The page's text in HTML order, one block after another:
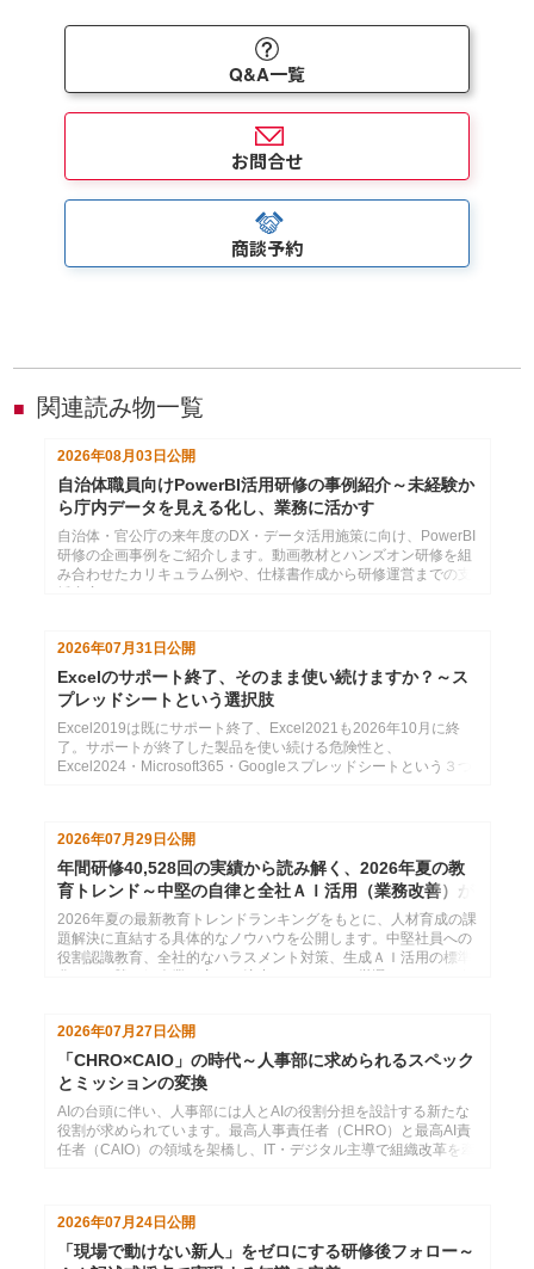
Q&A一覧
お問合せ
商談予約
■ 関連読み物一覧
2026年08月03日 公開
自治体職員向けPowerBI活用研修の事例紹介～未経験か
ら庁内データを見える化し、業務に活かす
自治体・官公庁の来年度のDX・データ活用施策に向け、PowerBI
研修の企画事例をご紹介します。動画教材とハンズオン研修を組
み合わせたカリキュラム例や、仕様書作成から研修運営までの支
2026年07月31日公開
Excelのサポート終了、そのまま使い続けますか？～ス
プレッドシートという選択肢
Excel2019は既にサポート終了、Excel2021も2026年10月に終
了。サポートが終了した製品を使い続ける危険性と、
Excel2024・Microsoft365・Googleスプレッドシートという３つ
2026年07月29日 公開
年間研修40,528回の実績から読み解く、2026年夏の教
育トレンド～中堅の自律と全社ＡＩ活用（業務改善）が
分かれ道
2026年夏の最新教育トレンドランキングをもとに、人材育成の課
題解決に直結する具体的なノウハウを公開します。中堅社員への
役割認識教育、全社的なハラスメント対策、生成ＡＩ活用の標準
2026年07月27日公開
「CHRO×CAIO」の時代～人事部に求められるスペック
とミッションの変換
AIの台頭に伴い、人事部には人とAIの役割分担を設計する新たな
役割が求められています。最高人事責任者（CHRO）と最高AI責
任者（CAIO）の領域を架橋し、IT・デジタル主導で組織改革を牽
2026年07月24日 公開
「現場で動けない新人」をゼロにする研修後フォロー～